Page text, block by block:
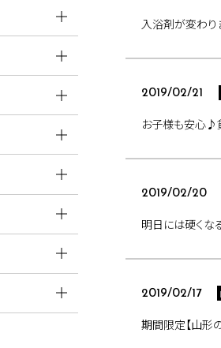
入浴剤が変わり
2019/02/21
お子様も安心♪
2019/02/20
明日には硬くな
2019/02/17
期間限定【山形